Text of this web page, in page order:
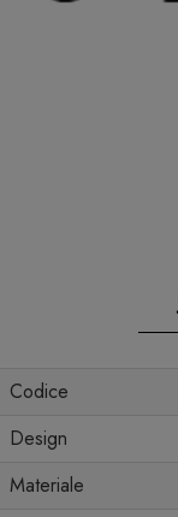
Codice
Design
Materiale